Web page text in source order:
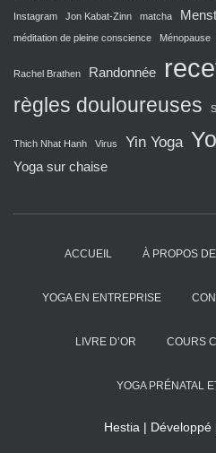
Instagram Jon Kabat-Zinn matcha
méditation de pleine conscience Ménopause
Rachel Brathen Randonnée
règles douloureuses
Thich Nhat Hanh Virus Yin Yoga
Yoga sur chaise
ACCUEIL À PROPOS DE
YOGA EN ENTREPRISE
LIVRE D’OR COURS
YOGA PRÉNATAL
Hestia | Développé